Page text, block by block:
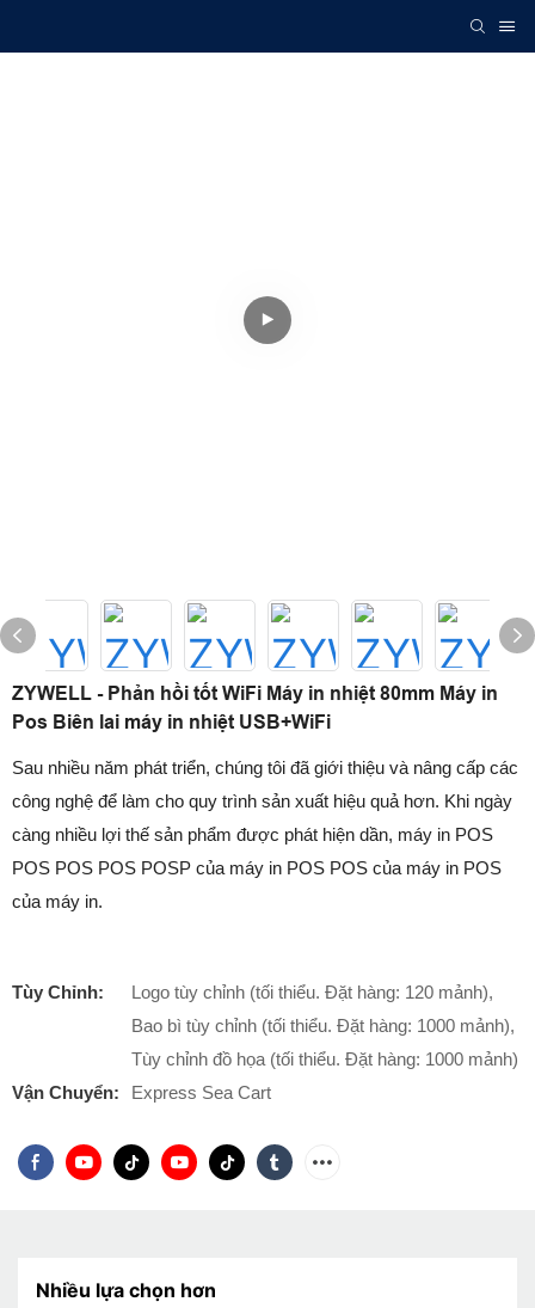
ZYWELL - Phản hồi tốt WiFi Máy in nhiệt 80mm Máy in
Pos Biên lai máy in nhiệt USB+WiFi
Sau nhiều năm phát triển, chúng tôi đã giới thiệu và nâng cấp các
công nghệ để làm cho quy trình sản xuất hiệu quả hơn. Khi ngày
càng nhiều lợi thế sản phẩm được phát hiện dần, máy in POS
POS POS POS POSP của máy in POS POS của máy in POS
của máy in.
Tùy Chỉnh:
Logo tùy chỉnh (tối thiểu. Đặt hàng: 120 mảnh),
Bao bì tùy chỉnh (tối thiểu. Đặt hàng: 1000 mảnh),
Tùy chỉnh đồ họa (tối thiểu. Đặt hàng: 1000 mảnh)
Vận Chuyển:
Express Sea Cart
Nhiều lựa chọn hơn